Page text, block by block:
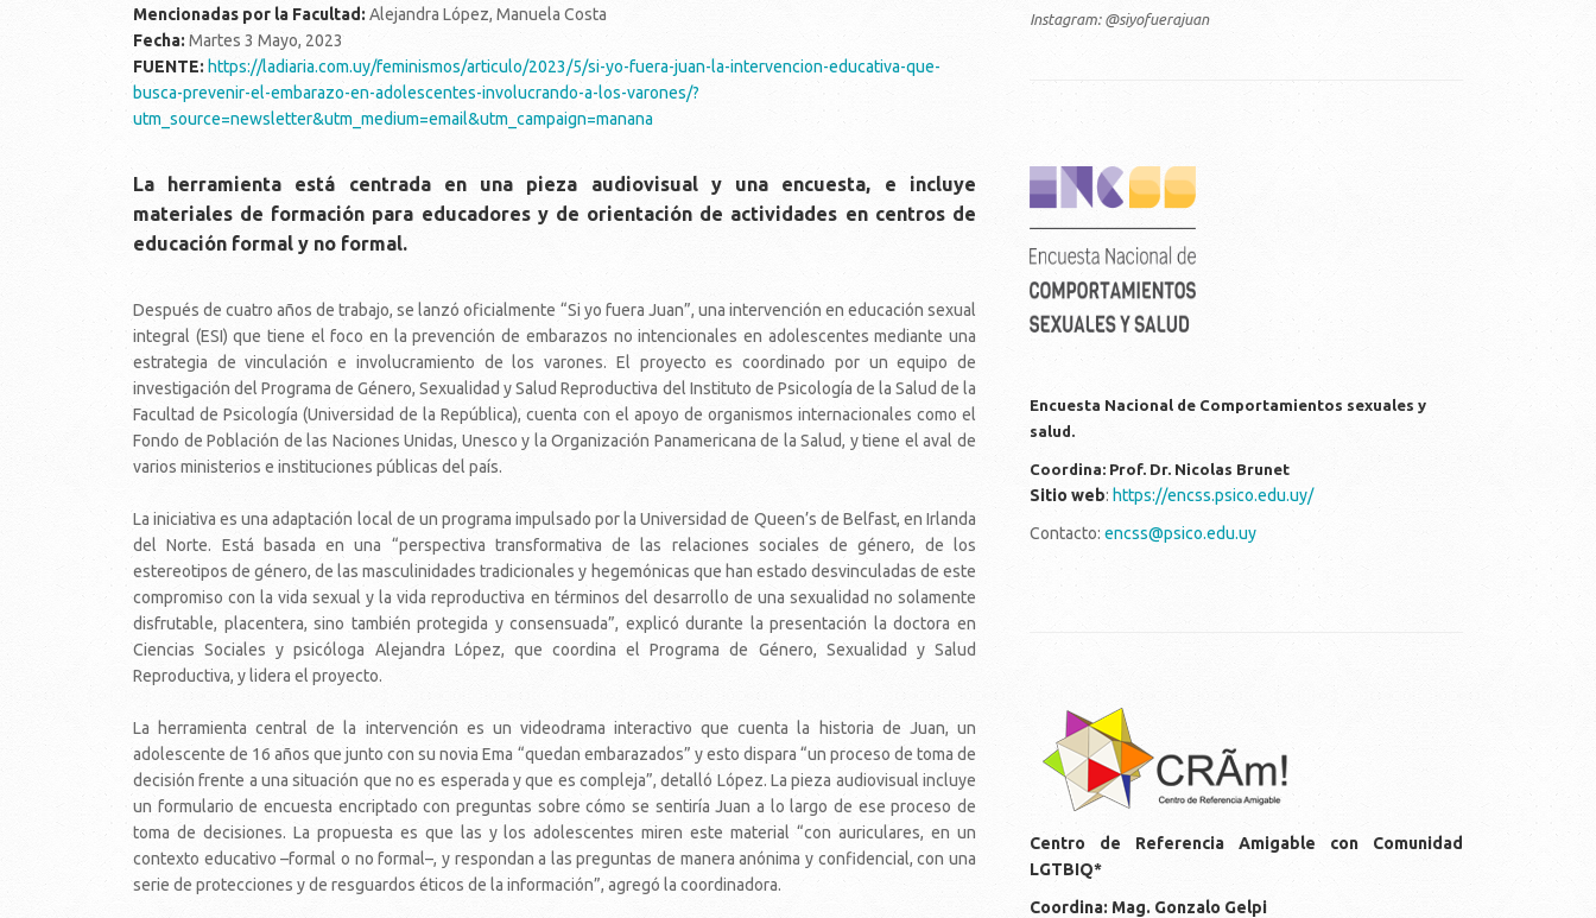
Mencionadas por la Facultad: Alejandra López, Manuela Costa
Fecha: Martes 3 Mayo, 2023
FUENTE: https://ladiaria.com.uy/feminismos/articulo/2023/5/si-yo-fuera-juan-la-intervencion-educativa-que-
busca-prevenir-el-embarazo-en-adolescentes-involucrando-a-los-varones/?
utm_source=newsletter&utm_medium=email&utm_campaign=manana
La herramienta está centrada en una pieza audiovisual y una encuesta, e incluye
materiales de formación para educadores y de orientación de actividades en centros de
educación formal y no formal.
Después de cuatro años de trabajo, se lanzó oficialmente “Si yo fuera Juan”, una intervención en educación sexual
integral (ESI) que tiene el foco en la prevención de embarazos no intencionales en adolescentes mediante una
estrategia de vinculación e involucramiento de los varones. El proyecto es coordinado por un equipo de
investigación del Programa de Género, Sexualidad y Salud Reproductiva del Instituto de Psicología de la Salud de la
Facultad de Psicología (Universidad de la República), cuenta con el apoyo de organismos internacionales como el
Fondo de Población de las Naciones Unidas, Unesco y la Organización Panamericana de la Salud, y tiene el aval de
varios ministerios e instituciones públicas del país.
La iniciativa es una adaptación local de un programa impulsado por la Universidad de Queen’s de Belfast, en Irlanda
del Norte. Está basada en una “perspectiva transformativa de las relaciones sociales de género, de los
estereotipos de género, de las masculinidades tradicionales y hegemónicas que han estado desvinculadas de este
compromiso con la vida sexual y la vida reproductiva en términos del desarrollo de una sexualidad no solamente
disfrutable, placentera, sino también protegida y consensuada”, explicó durante la presentación la doctora en
Ciencias Sociales y psicóloga Alejandra López, que coordina el Programa de Género, Sexualidad y Salud
Reproductiva, y lidera el proyecto.
La herramienta central de la intervención es un videodrama interactivo que cuenta la historia de Juan, un
adolescente de 16 años que junto con su novia Ema “quedan embarazados” y esto dispara “un proceso de toma de
decisión frente a una situación que no es esperada y que es compleja”, detalló López. La pieza audiovisual incluye
un formulario de encuesta encriptado con preguntas sobre cómo se sentiría Juan a lo largo de ese proceso de
toma de decisiones. La propuesta es que las y los adolescentes miren este material “con auriculares, en un
contexto educativo –formal o no formal–, y respondan a las preguntas de manera anónima y confidencial, con una
serie de protecciones y de resguardos éticos de la información”, agregó la coordinadora.
Instagram: @siyofuerajuan
vertical_color_fondo_transparente.png
Encuesta Nacional de Comportamientos sexuales y
salud.
Coordina: Prof. Dr. Nicolas Brunet
Sitio web: https://encss.psico.edu.uy/
Contacto: encss@psico.edu.uy
logos-cram.png
Centro de Referencia Amigable con Comunidad
LGTBIQ*
Coordina: Mag. Gonzalo Gelpi